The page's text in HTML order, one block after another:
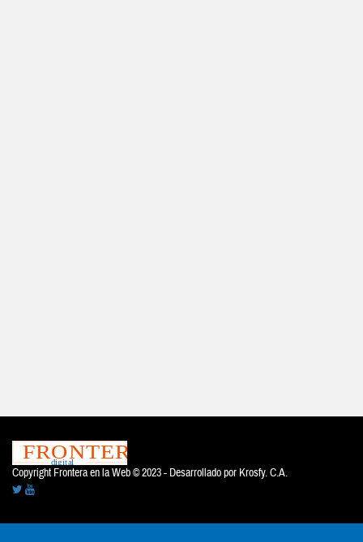
Copyright Frontera en la Web © 2023 - Desarrollado por Krosfy. C.A.